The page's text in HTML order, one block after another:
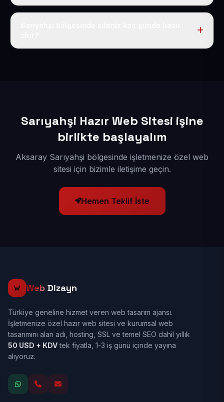
Tek fiyat uygulanır: yıllık 50 USD + KDV. Bu bedele alan
Sarıyahşi Hazır Web Sitesi işine
birlikte başlayalım
Aksaray Sarıyahşi bölgesinde işletmenize özel web
sitesi için bizimle iletişime geçin.
Hemen Teklif İste
Web Dizayn
Türkiye geneline hizmet veren web tasarım ajansı.
İşletmenize özel hazır web sitesi ve kurumsal web
tasarımını alan adı, hosting, SSL ve temel SEO dahil yıllık
50 USD + KDVtek fiyatla, 1-3 iş günü içinde yayına
alıyoruz.